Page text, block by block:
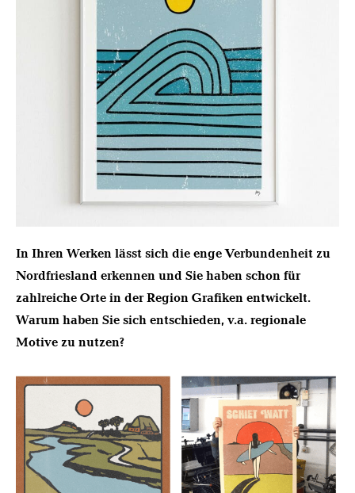
In Ihren Werken lässt sich die enge Verbundenheit zu
Nordfriesland erkennen und Sie haben schon für
zahlreiche Orte in der Region Grafiken entwickelt.
Warum haben Sie sich entschieden, v.a. regionale
Motive zu nutzen?